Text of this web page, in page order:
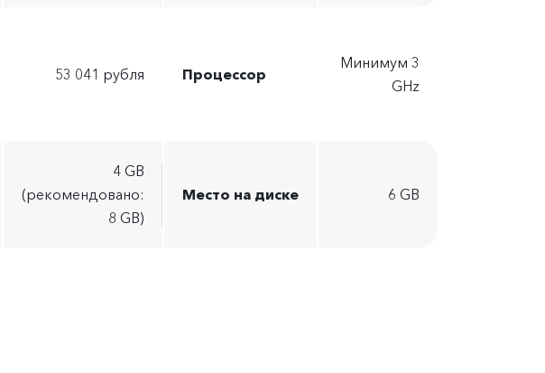
53 041 рубля Процессор
Минимум 3
GHz
4 GB
(рекомендовано:
8 GB)
Место на диске 6 GB